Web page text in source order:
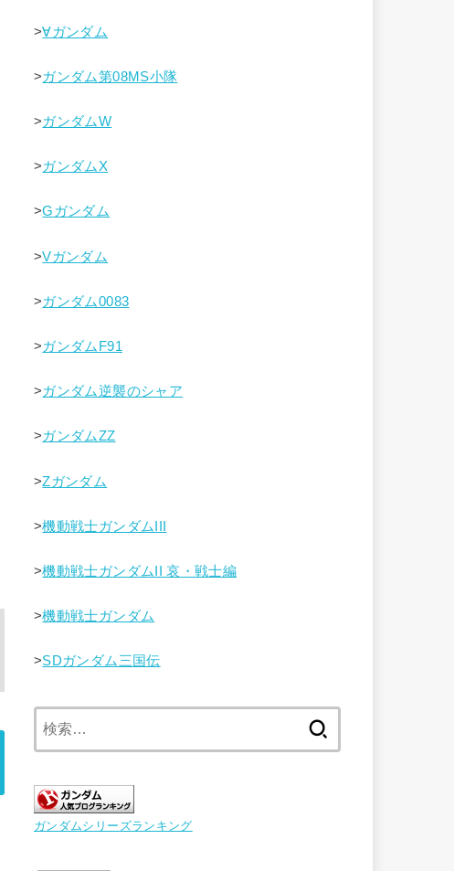
>∀ガンダム
>ガンダム第08MS小隊
>ガンダムW
>ガンダムX
>Gガンダム
>Vガンダム
>ガンダム0083
>ガンダムF91
>ガンダム逆襲のシャア
>ガンダムΖΖ
>Ζガンダム
>機動戦士ガンダムIII
>機動戦士ガンダムII 哀・戦士編
>機動戦士ガンダム
>SDガンダム三国伝
ガンダムシリーズランキング